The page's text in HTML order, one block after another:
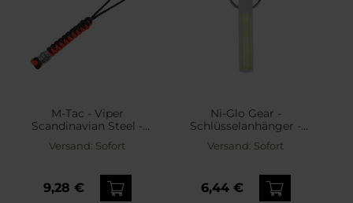
M-Tac - Viper
Scandinavian Steel -
Degenband - Black/Red
Versand: Sofort
9,28 €
Ni-Glo Gear -
Schlüsselanhänger -
Crystal Clear
Versand: Sofort
6,44 €